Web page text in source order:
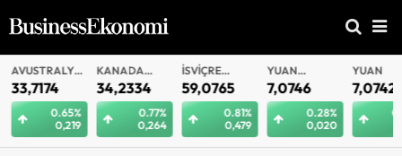
AVUSTRALYA
DOLARI
33,7174
0.65%
0,219
KANADA
DOLARI
34,2334
0.77%
0,264
İSVIÇRE
FRANKI
59,0765
0.81%
0,479
YUAN
OFFSHORE
7,0746
0.28%
0,020
YUAN
7,0742